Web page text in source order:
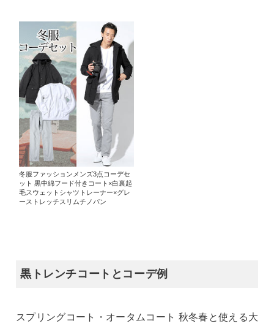
冬服ファッションメンズ3点コーデセ
ット 黒中綿フード付きコート×白裏起
毛スウェットシャツトレーナー×グレ
ーストレッチスリムチノパン
黒トレンチコートとコーデ例
スプリングコート・オータムコート 秋冬春と使える大